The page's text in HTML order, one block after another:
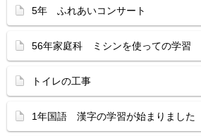
5年 ふれあいコンサート
56年家庭科 ミシンを使っての学習
トイレの工事
1年国語 漢字の学習が始まりました